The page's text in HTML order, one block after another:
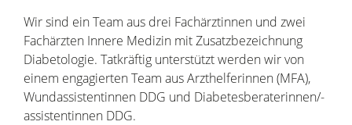
Wir sind ein Team aus drei Fachärztinnen und zwei
Fachärzten Innere Medizin mit Zusatzbezeichnung
Diabetologie. Tatkräftig unterstützt werden wir von
einem engagierten Team aus Arzthelferinnen (MFA),
Wundassistentinnen DDG und Diabetesberaterinnen/-
assistentinnen DDG.